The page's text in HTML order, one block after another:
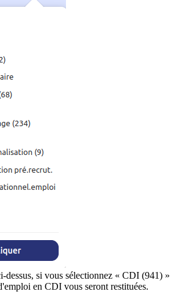
dessus, si vous sélectionnez « CDI (941) »
en CDI vous seront restituées.